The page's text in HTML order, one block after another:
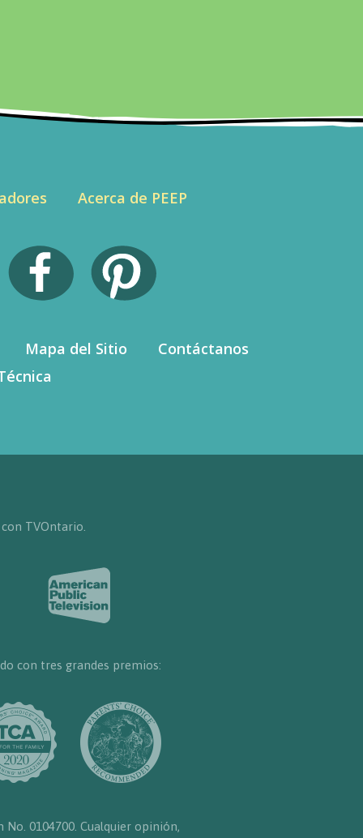
Acerca de PEEP
Mapa del Sitio
Contáctanos
TVOntario.
con tres grandes premios:
0104700. Cualquier opinión,